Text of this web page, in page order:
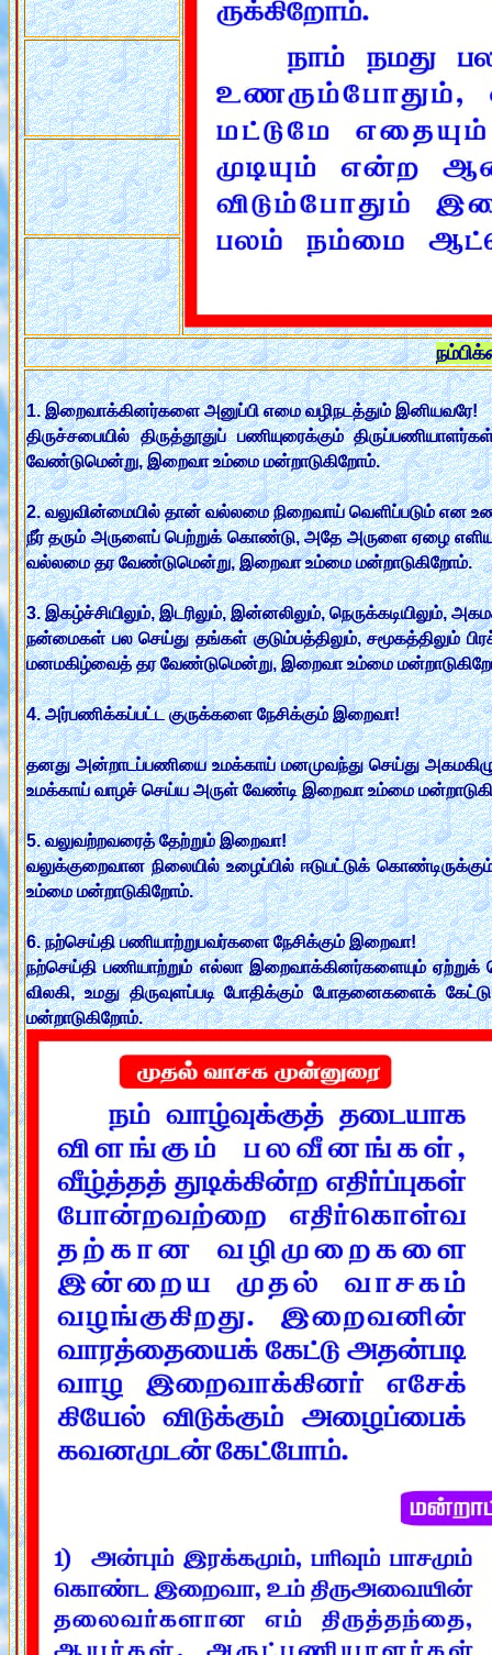
1. இறைவாக்கினர்களை அனுப்பி எமை வழிநடத்தும் இனியவரே!
திருச்சபையில் திருத்தூதுப் பணியுரைக்கும்
வேண்டுமென்று, இறைவா உம்மை மன்றாடுகிறோம்.
2. வலுவின்மையில் தான் வல்லமை நிறைவாய் வெளிப்படும் என
நீர் தரும் அருளைப் பெற்றுக் கொண்டு, அதே அருளை ஏழை
வல்லமை தர வேண்டுமென்று, இறைவா உம்மை மன்றாடுகிறோம்.
3. இகழ்ச்சியிலும், இடரிலும், இன்னலிலும், நெருக்கடியிலும்,
நன்மைகள் பல செய்து தங்கள் குடும்பத்திலும், சமூகத்திலும்
மனமகிழ்வைத் தர வேண்டுமென்று, இறைவா உம்மை
4. அர்பணிக்கப்பட்ட குருக்களை நேசிக்கும் இறைவா!
தனது அன்றாடப்பணியை உமக்காய் மனமுவந்து செய்து
உமக்காய் வாழச் செய்ய அருள் வேண்டி இறைவா உம்மை
5. வலுவற்றவரைத் தேற்றும் இறைவா!
வலுக்குறைவான நிலையில் உழைப்பில் ஈடுபட்டுக்
உம்மை மன்றாடுகிறோம்.
6. நற்செய்தி பணியாற்றுபவர்களை நேசிக்கும் இறைவா!
நற்செய்தி பணியாற்றும் எல்லா இறைவாக்கினர்களையும்
விலகி, உமது திருவுளப்படி போதிக்கும் போதனைகளைக்
மன்றாடுகிறோம்.